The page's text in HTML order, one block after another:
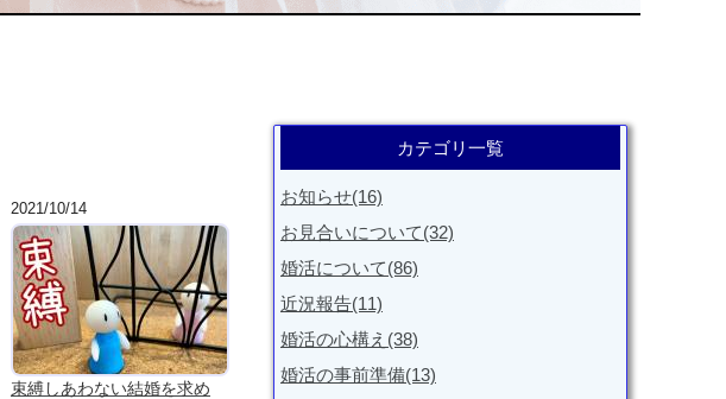
2021/10/14
束縛しあわない結婚を求め
カテゴリ一覧
お知らせ(16)
お見合いについて(32)
婚活について(86)
近況報告(11)
婚活の心構え(38)
婚活の事前準備(13)